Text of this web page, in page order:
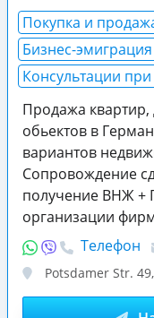
Покупка и
Бизнес-
Консультации
Продажа
обьектов в
вариантов
Сопровождение
получение ВНЖ +
организации
Телефон
Potsdamer Str. 49,